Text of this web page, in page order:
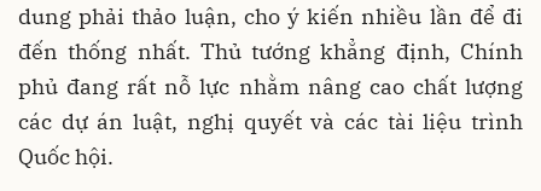
dung phải thảo luận, cho ý kiến nhiều lần để đi
đến thống nhất. Thủ tướng khẳng định, Chính
phủ đang rất nỗ lực nhằm nâng cao chất lượng
các dự án luật, nghị quyết và các tài liệu trình
Quốc hội.